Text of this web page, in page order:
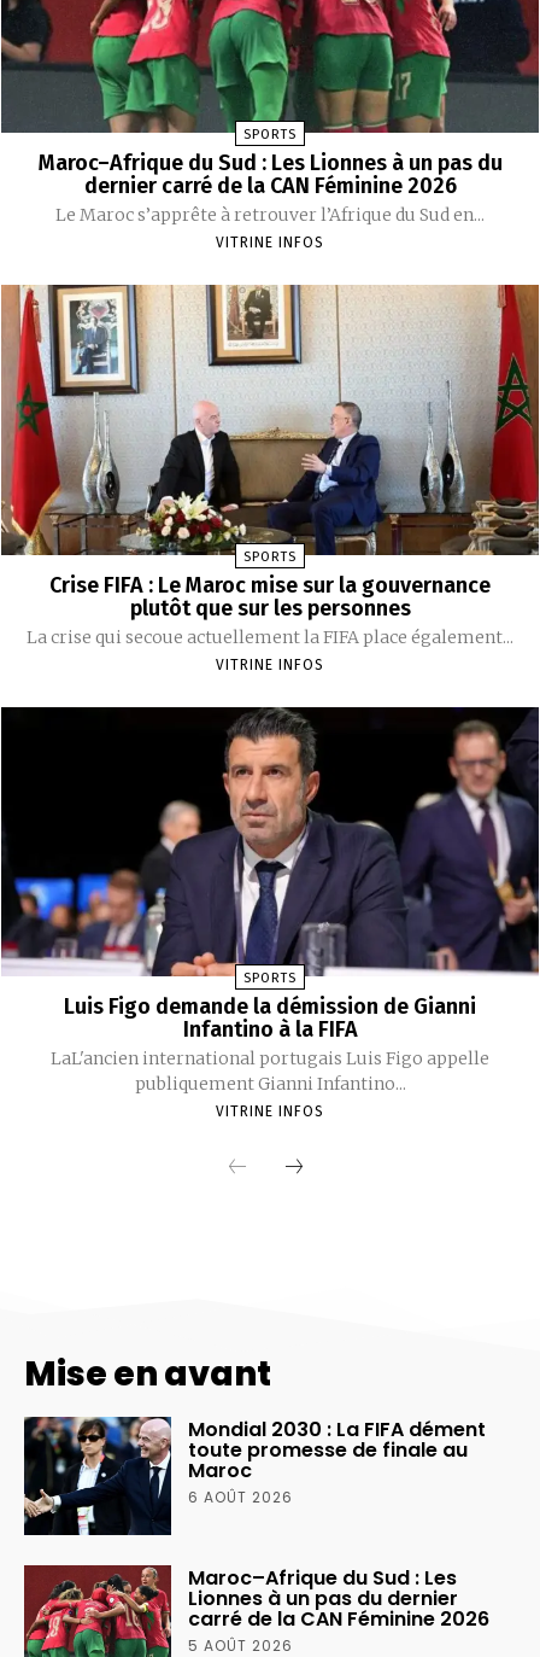
Mise en avant
Mondial 2030 : La FIFA dément
toute promesse de finale au
Maroc
6 AOÛT 2026
Maroc–Afrique du Sud : Les
Lionnes à un pas du dernier
carré de la CAN Féminine 2026
5 AOÛT 2026